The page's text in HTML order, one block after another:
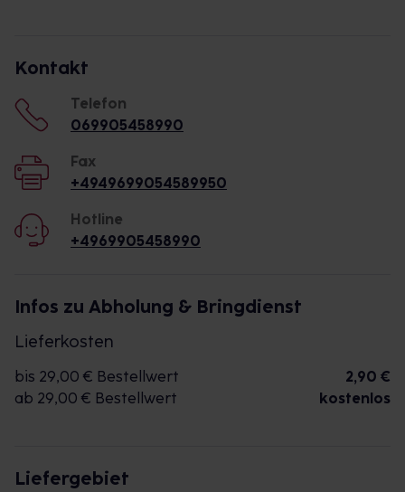
Kontakt
Telefon
069905458990
Fax
+4949699054589950
Hotline
+4969905458990
Infos zu Abholung & Bringdienst
Lieferkosten
bis 29,00 € Bestellwert
2,90 €
ab 29,00 € Bestellwert
kostenlos
Liefergebiet